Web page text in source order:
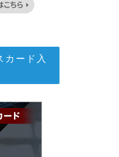
カード入